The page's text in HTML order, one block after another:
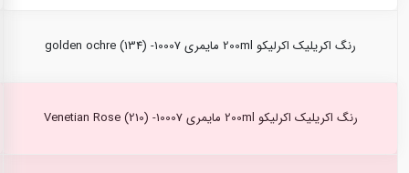
رنگ اکریلیک اکرلیکو 200ml مایمری golden ochre (134) -10007
رنگ اکریلیک اکرلیکو 200ml مایمری Venetian Rose (210) -10007